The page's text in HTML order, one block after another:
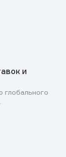
и
глобального